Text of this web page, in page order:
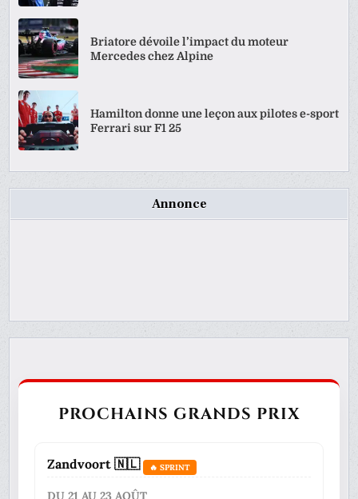
Briatore dévoile l’impact du moteur
Mercedes chez Alpine
Hamilton donne une leçon aux pilotes e-sport
Ferrari sur F1 25
Annonce
PROCHAINS GRANDS PRIX
Zandvoort 🇳🇱 🔥 SPRINT
DU 21 AU 23 AOÛT